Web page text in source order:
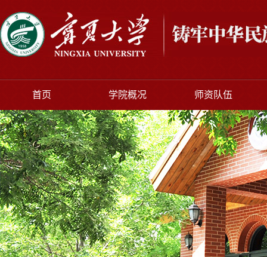
首页 学院概况 师资队伍